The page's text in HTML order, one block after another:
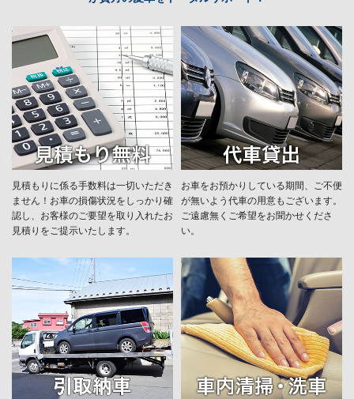
見積もりに係る手数料は一切いただき
ません！お車の損傷状況をしっかり確
認し、お客様のご要望を取り入れたお
見積りをご提示いたします。
お車をお預かりしている期間、ご不便
が無いよう代車の用意もございます。
ご遠慮無くご希望をお聞かせくださ
い。